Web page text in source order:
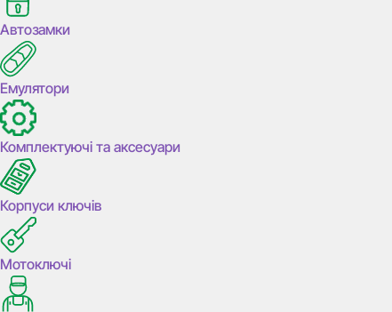
Автозамки
Емулятори
Комплектуючі та аксесуари
Корпуси ключів
Мотоключі